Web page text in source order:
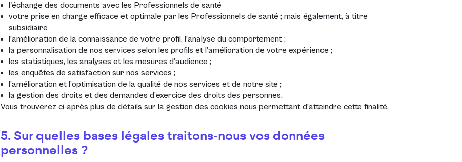
l'échange des documents avec les Professionnels de santé
votre prise en charge efficace et optimale par les Professionnels de santé ; mais également, à titre
subsidiaire
l’amélioration de la connaissance de votre profil, l’analyse du comportement ;
la personnalisation de nos services selon les profils et l’amélioration de votre expérience ;
les statistiques, les analyses et les mesures d’audience ;
les enquêtes de satisfaction sur nos services ;
l’amélioration et l’optimisation de la qualité de nos services et de notre site ;
la gestion des droits et des demandes d’exercice des droits des personnes.
Vous trouverez ci-après plus de détails sur la gestion des cookies nous permettant d’atteindre cette finalité.
5. Sur quelles bases légales traitons-nous vos données
personnelles ?